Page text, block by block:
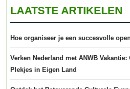
LAATSTE ARTIKELEN
Hoe organiseer je een succesvolle
Verken Nederland met ANWB
Plekjes in Eigen Land